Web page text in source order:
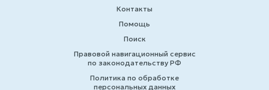
Контакты
Помощь
Поиск
Правовой навигационный сервис
по законодательству РФ
Политика по обработке
персональных данных